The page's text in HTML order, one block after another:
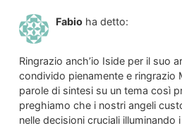
Fabio ha detto:
Ringrazio anch’io Iside per il suo
condivido pienamente e ringrazio
parole di sintesi su un tema così
preghiamo che i nostri angeli
nelle decisioni cruciali illuminando